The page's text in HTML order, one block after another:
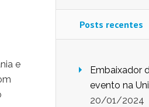
e
Posts recentes
Embaixador
evento na
20/01/2024